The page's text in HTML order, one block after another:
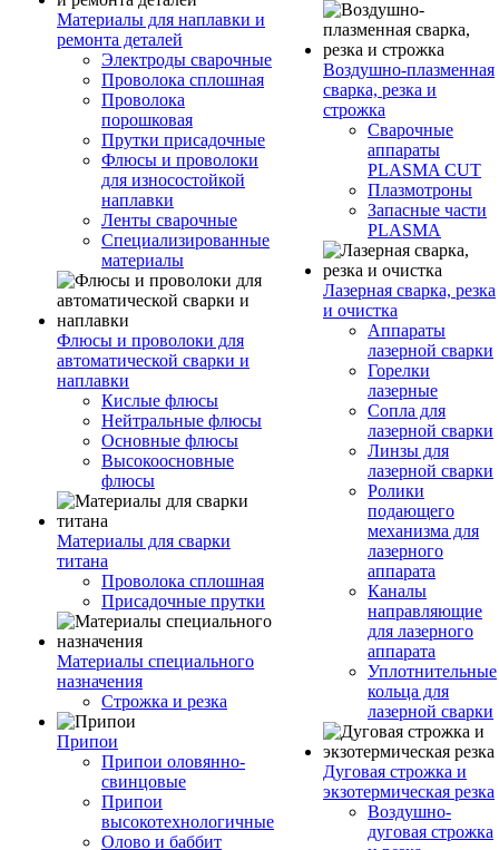
Материалы для наплавки и
ремонта деталей
Электроды сварочные
Проволока сплошная
Проволока
порошковая
Прутки присадочные
Флюсы и проволоки
для износостойкой
наплавки
Ленты сварочные
Специализированные
материалы
Флюсы и проволоки для
автоматической сварки и
наплавки
Кислые флюсы
Нейтральные флюсы
Основные флюсы
Высокоосновные
флюсы
Материалы для сварки
титана
Проволока сплошная
Присадочные прутки
Материалы специального
назначения
Строжка и резка
Припои
Припои оловянно-
свинцовые
Припои
высокотехнологичные
Олово и баббит
Воздушно-плазменная
сварка, резка и
строжка
Сварочные
аппараты
PLASMA CUT
Плазмотроны
Запасные части
PLASMA
Лазерная сварка, резка
и очистка
Аппараты
лазерной сварки
Горелки
лазерные
Сопла для
лазерной сварки
Линзы для
лазерной сварки
Ролики
подающего
механизма для
лазерного
аппарата
Каналы
направляющие
для лазерного
аппарата
Уплотнительные
кольца для
лазерной сварки
Дуговая строжка и
экзотермическая резка
Воздушно-
дуговая строжка